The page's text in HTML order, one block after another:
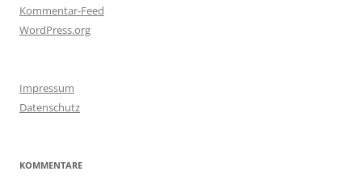
Kommentar-Feed
WordPress.org
Impressum
Datenschutz
KOMMENTARE